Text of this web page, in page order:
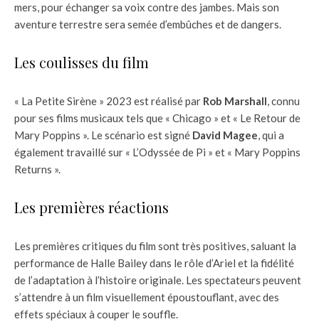
mers, pour échanger sa voix contre des jambes. Mais son
aventure terrestre sera semée d’embûches et de dangers.
Les coulisses du film
« La Petite Sirène » 2023 est réalisé par Rob Marshall , connu
pour ses films musicaux tels que « Chicago » et « Le Retour de
Mary Poppins ». Le scénario est signé David Magee , qui a
également travaillé sur « L’Odyssée de Pi » et « Mary Poppins
Returns ».
Les premières réactions
Les premières critiques du film sont très positives, saluant la
performance de Halle Bailey dans le rôle d’Ariel et la fidélité
de l’adaptation à l’histoire originale. Les spectateurs peuvent
s’attendre à un film visuellement époustouflant, avec des
effets spéciaux à couper le souffle.